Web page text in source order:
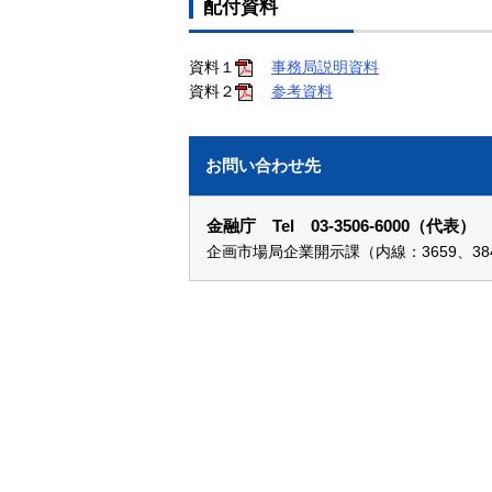
配付資料
資料１
事務局説明資料
資料２
参考資料
お問い合わせ先
金融庁 Tel 03-3506-6000（代表）
企画市場局企業開示課（内線：3659、